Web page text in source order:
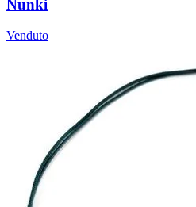
Nunki
Venduto